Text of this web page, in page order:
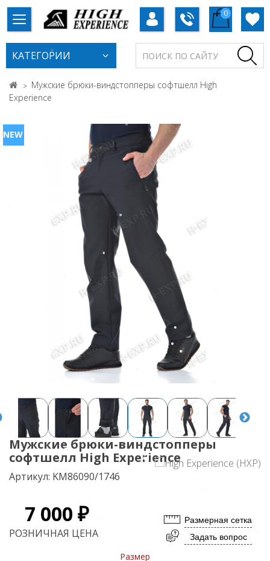
0
КАТЕГОРИИ
Мужские брюки-виндстопперы софтшелл High
Experience
Мужские брюки-виндстопперы
софтшелл High Experience
Артикул: KM86090/1746
7 000 ₽
РОЗНИЧНАЯ ЦЕНА
Размерная сетка
Задать вопрос
Размер